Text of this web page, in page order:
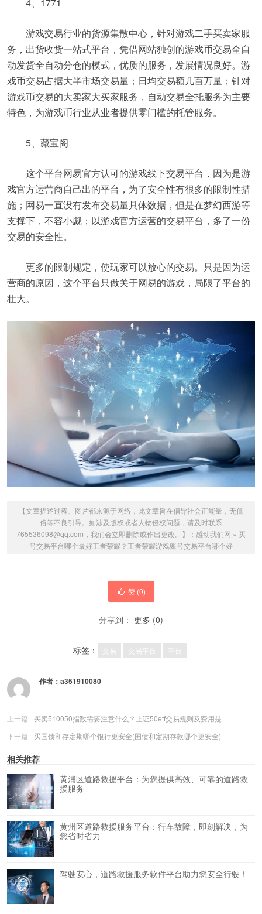
游戏交易行业的货源集散中心，针对游戏二手买卖家服
务，出货收货一站式平台，凭借网站独创的游戏币交易全自
动发货全自动分仓的模式，优质的服务，发展情况良好。游
戏币交易占据大半市场交易量；日均交易额几百万量；针对
游戏币交易的大卖家大买家服务，自动交易全托服务为主要
特色，为游戏币行业从业者提供零门槛的托管服务。
5、藏宝阁
这个平台网易官方认可的游戏线下交易平台，因为是游
戏官方运营商自己出的平台，为了安全性有很多的限制性措
施；网易一直没有发布交易量具体数据，但是在梦幻西游等
支撑下，不容小觑；以游戏官方运营的交易平台，多了一份
交易的安全性。
更多的限制规定，使玩家可以放心的交易。只是因为运
营商的原因，这个平台只做关于网易的游戏，局限了平台的
壮大。
【文章描述过程、图片都来源于网络，此文章旨在倡导社会正能量，无低
俗等不良引导。如涉及版权或者人物侵权问题，请及时联系
765536098@qq.com，我们会立即删除或作出更改。】： 感动我们网 » 买
号交易平台哪个最好王者荣耀？王者荣耀游戏账号交易平台哪个好
赞 (0)
分享到： 更多 (0)
标签：
作者： a351910080
上一篇
买卖510050指数需要注意什么？上证50etf交易规则及费用是
下一篇
买国债和存定期哪个银行更安全(国债和定期存款哪个更安全)
相关推荐
黄浦区道路救援平台：为您提供高效、可靠的道路救
援服务
黄州区道路救援服务平台：行车故障，即刻解决，为
您省时省力
驾驶安心，道路救援服务软件平台助力您安全行驶！